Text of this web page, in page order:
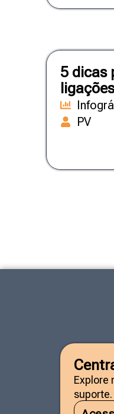
5 dicas
PV
Explore
suporte.